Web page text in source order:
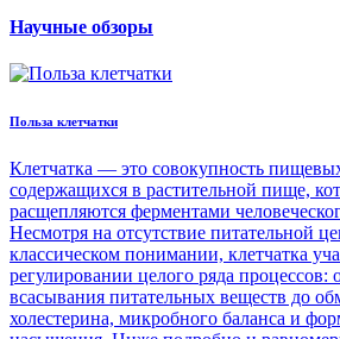
Научные обзоры
Польза клетчатки
Клетчатка — это совокупность
содержащихся в растительной пище,
расщепляются ферментами
Несмотря на отсутствие питательной
классическом понимании, клетчатка
регулировании целого ряда процессов:
всасывания питательных веществ до
холестерина, микробного баланса и